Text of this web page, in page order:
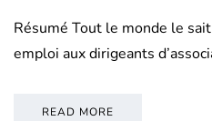
Résumé Tout le monde le
emploi aux dirigeants
READ MORE